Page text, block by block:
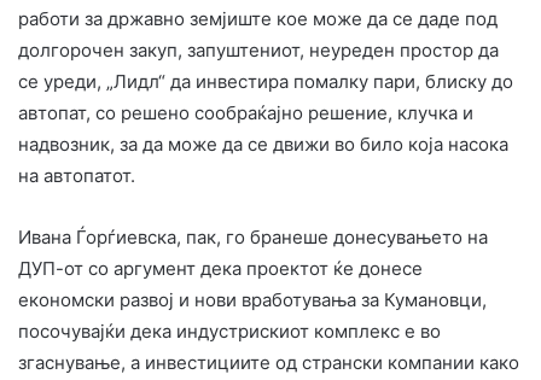
работи за државно земјиште кое може да се даде под
долгорочен закуп, запуштениот, неуреден простор да
се уреди, „Лидл“ да инвестира помалку пари, блиску до
автопат, со решено сообраќајно решение, клучка и
надвозник, за да може да се движи во било која насока
на автопатот.
Ивана Ѓорѓиевска, пак, го бранеше донесувањето на
ДУП-от со аргумент дека проектот ќе донесе
економски развој и нови вработувања за Кумановци,
посочувајќи дека индустрискиот комплекс е во
згаснување, а инвестициите од странски компании како